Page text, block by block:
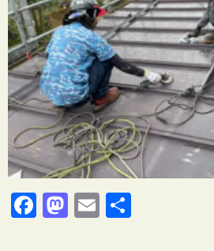
Facebook
Mastodon
Email